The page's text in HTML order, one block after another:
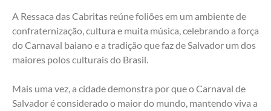
A Ressaca das Cabritas reúne foliões em um ambiente de
confraternização, cultura e muita música, celebrando a força
do Carnaval baiano e a tradição que faz de Salvador um dos
maiores polos culturais do Brasil.
Mais uma vez, a cidade demonstra por que o Carnaval de
Salvador é considerado o maior do mundo, mantendo viva a